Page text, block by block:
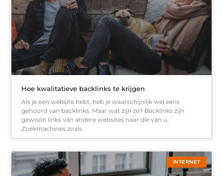
Hoe kwalitatieve backlinks te krijgen
Als je een website hebt, heb je waarschijnlijk wel eens
gehoord van backlinks. Maar wat zijn ze? Backlinks zijn
gewoon links van andere websites naar die van u.
Zoekmachines zoals
INTERNET